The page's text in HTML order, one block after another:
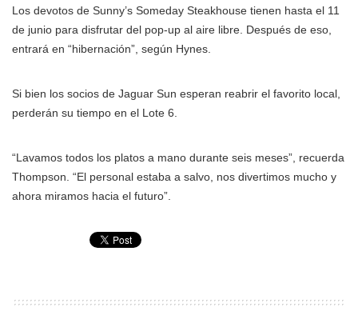
Los devotos de Sunny’s Someday Steakhouse tienen hasta el 11
de junio para disfrutar del pop-up al aire libre. Después de eso,
entrará en “hibernación”, según Hynes.
Si bien los socios de Jaguar Sun esperan reabrir el favorito local,
perderán su tiempo en el Lote 6.
“Lavamos todos los platos a mano durante seis meses”, recuerda
Thompson. “El personal estaba a salvo, nos divertimos mucho y
ahora miramos hacia el futuro”.